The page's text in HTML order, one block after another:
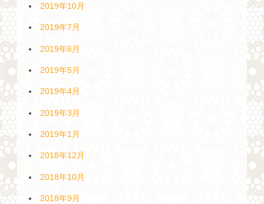
2019年10月
2019年7月
2019年6月
2019年5月
2019年4月
2019年3月
2019年1月
2018年12月
2018年10月
2018年9月